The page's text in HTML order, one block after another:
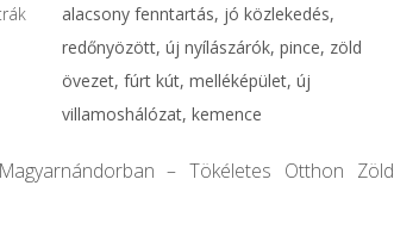
alacsony fenntartás, jó közlekedés,
redőnyözött, új nyílászárók, pince, zöld
övezet, fúrt kút, melléképület, új
villamoshálózat, kemence
– Tökéletes Otthon Zöld